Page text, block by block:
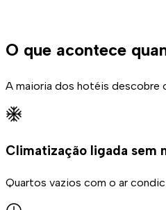
O que acontece
A maioria dos hotéis descobre
Climatização ligada sem
Quartos vazios com o ar